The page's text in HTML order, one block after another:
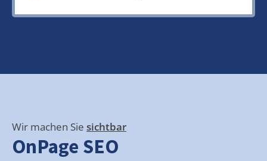
Wir machen Sie sichtbar
OnPage SEO